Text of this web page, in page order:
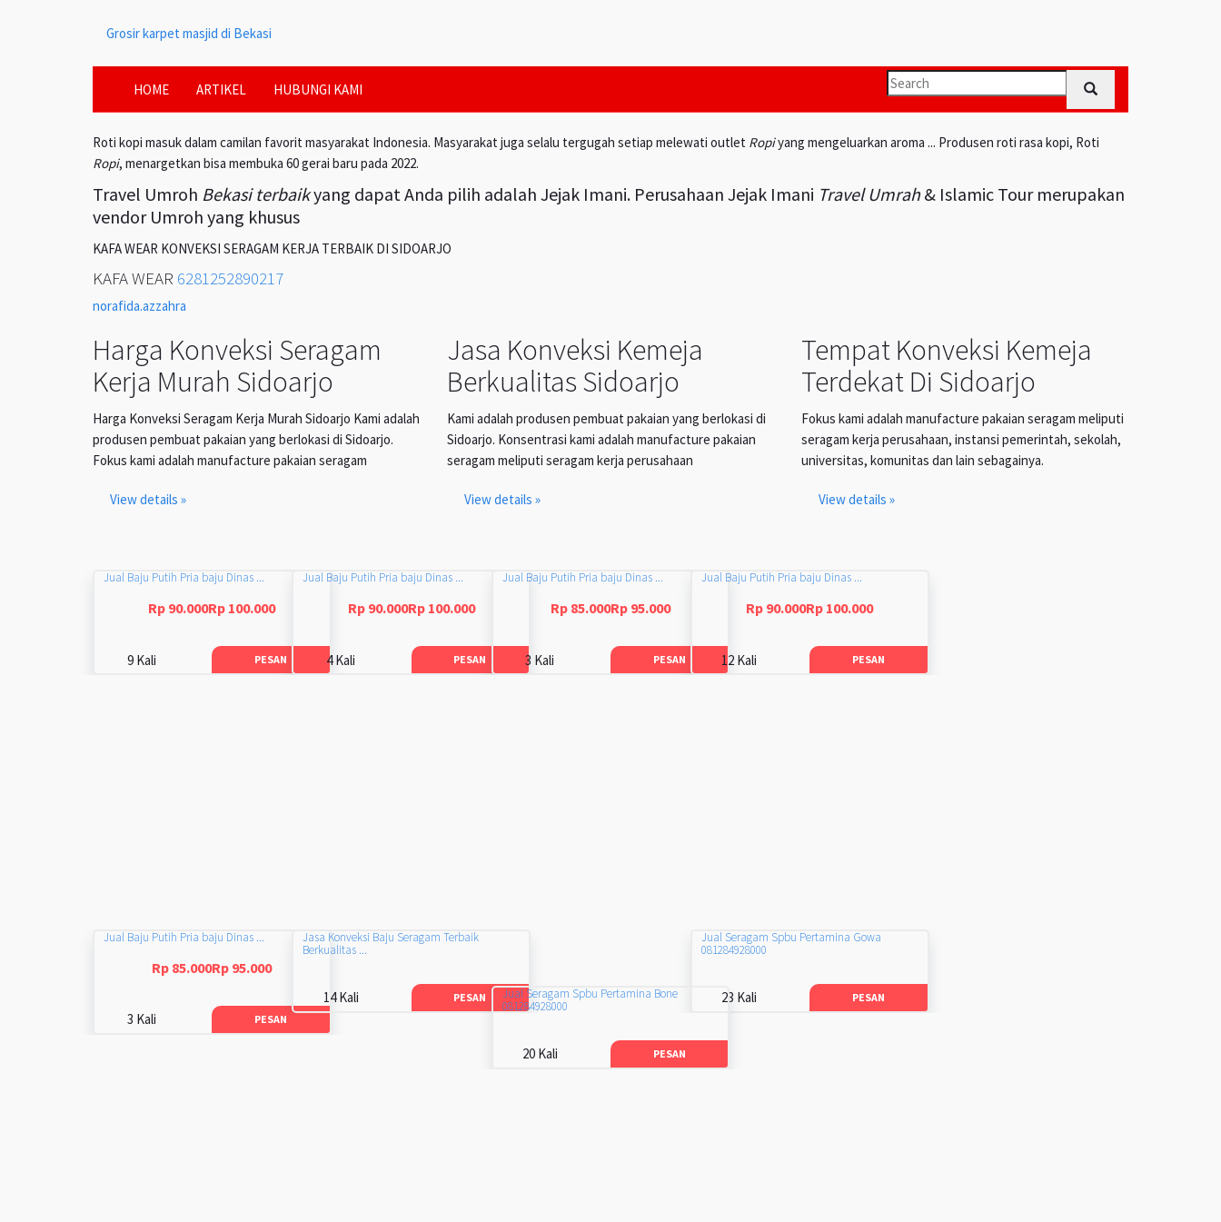
Grosir karpet masjid di Bekasi
HOME ARTIKEL HUBUNGI KAMI
Roti kopi masuk dalam camilan favorit masyarakat Indonesia. Masyarakat juga selalu tergugah setiap melewati outlet Ropiyang mengeluarkan aroma ... Produsen roti rasa kopi, Roti
Ropi, menargetkan bisa membuka 60 gerai baru pada 2022.
Travel Umroh Bekasi terbaikyang dapat Anda pilih adalah Jejak Imani. Perusahaan Jejak Imani Travel Umrah& Islamic Tour merupakan
vendor Umroh yang khusus
KAFA WEAR KONVEKSI SERAGAM KERJA TERBAIK DI SIDOARJO
KAFA WEAR 6281252890217
norafida.azzahra
Harga Konveksi Seragam
Kerja Murah Sidoarjo
Harga Konveksi Seragam Kerja Murah Sidoarjo Kami adalah
produsen pembuat pakaian yang berlokasi di Sidoarjo.
Fokus kami adalah manufacture pakaian seragam
View details »
Jasa Konveksi Kemeja
Berkualitas Sidoarjo
Kami adalah produsen pembuat pakaian yang berlokasi di
Sidoarjo. Konsentrasi kami adalah manufacture pakaian
seragam meliputi seragam kerja perusahaan
View details »
Tempat Konveksi Kemeja
Terdekat Di Sidoarjo
Fokus kami adalah manufacture pakaian seragam meliputi
seragam kerja perusahaan, instansi pemerintah, sekolah,
universitas, komunitas dan lain sebagainya.
View details »
Jual Baju Putih Pria baju Dinas ...
Rp 90.000Rp 100.000
9 Kali PESAN
Jual Baju Putih Pria baju Dinas ...
Rp 90.000Rp 100.000
4 Kali PESAN
Jual Baju Putih Pria baju Dinas ...
Rp 85.000Rp 95.000
3 Kali PESAN
Jual Baju Putih Pria baju Dinas ...
Rp 90.000Rp 100.000
12 Kali PESAN
Jual Baju Putih Pria baju Dinas ...
Rp 85.000Rp 95.000
3 Kali PESAN
Jasa Konveksi Baju Seragam Terbaik
Berkualitas ...
14 Kali PESAN
Jual Seragam Spbu Pertamina Gowa
081284928000
23 Kali PESAN
Jual Seragam Spbu Pertamina Bone
081284928000
20 Kali PESAN